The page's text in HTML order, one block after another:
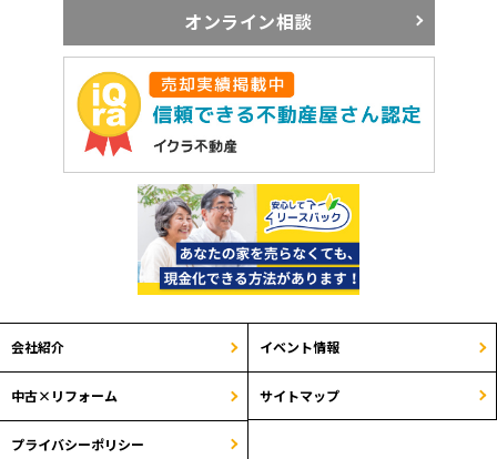
オンライン相談
会社紹介 イベント情報
中古×リフォーム サイトマップ
プライバシーポリシー